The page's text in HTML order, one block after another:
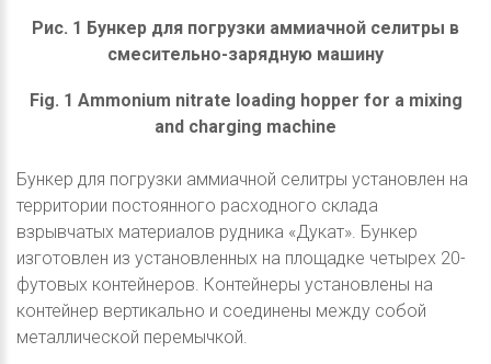
Рис. 1 Бункер для погрузки аммиачной селитры в
смесительно-зарядную машину
Fig. 1 Ammonium nitrate loading hopper for a mixing
and charging machine
Бункер для погрузки аммиачной селитры установлен на
территории постоянного расходного склада
взрывчатых материалов рудника «Дукат». Бункер
изготовлен из установленных на площадке четырех 20-
футовых контейнеров. Контейнеры установлены на
контейнер вертикально и соединены между собой
металлической перемычкой.